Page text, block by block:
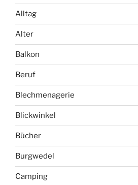
Alltag
Alter
Balkon
Beruf
Blechmenagerie
Blickwinkel
Bücher
Burgwedel
Camping